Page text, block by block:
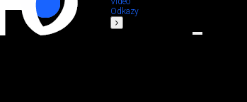
Odkazy